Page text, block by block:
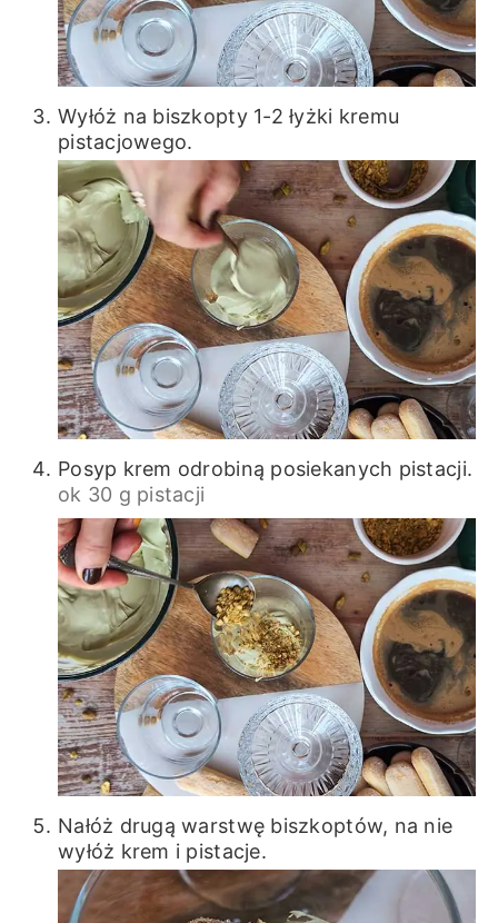
Wyłóż na biszkopty 1-2 łyżki kremu
pistacjowego.
Posyp krem odrobiną posiekanych pistacji.
ok 30 g pistacji
Nałóż drugą warstwę biszkoptów, na nie
wyłóż krem i pistacje.